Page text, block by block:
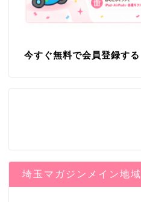
今すぐ無料で会員登録する
埼玉マガジンメイン地域